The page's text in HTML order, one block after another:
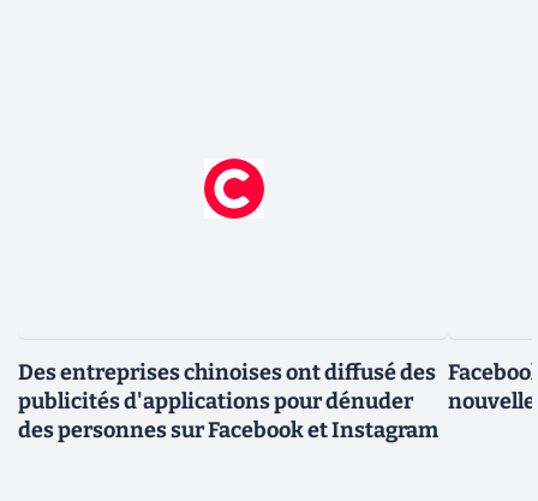
Des entreprises chinoises ont diffusé des
publicités d'applications pour dénuder
des personnes sur Facebook et Instagram